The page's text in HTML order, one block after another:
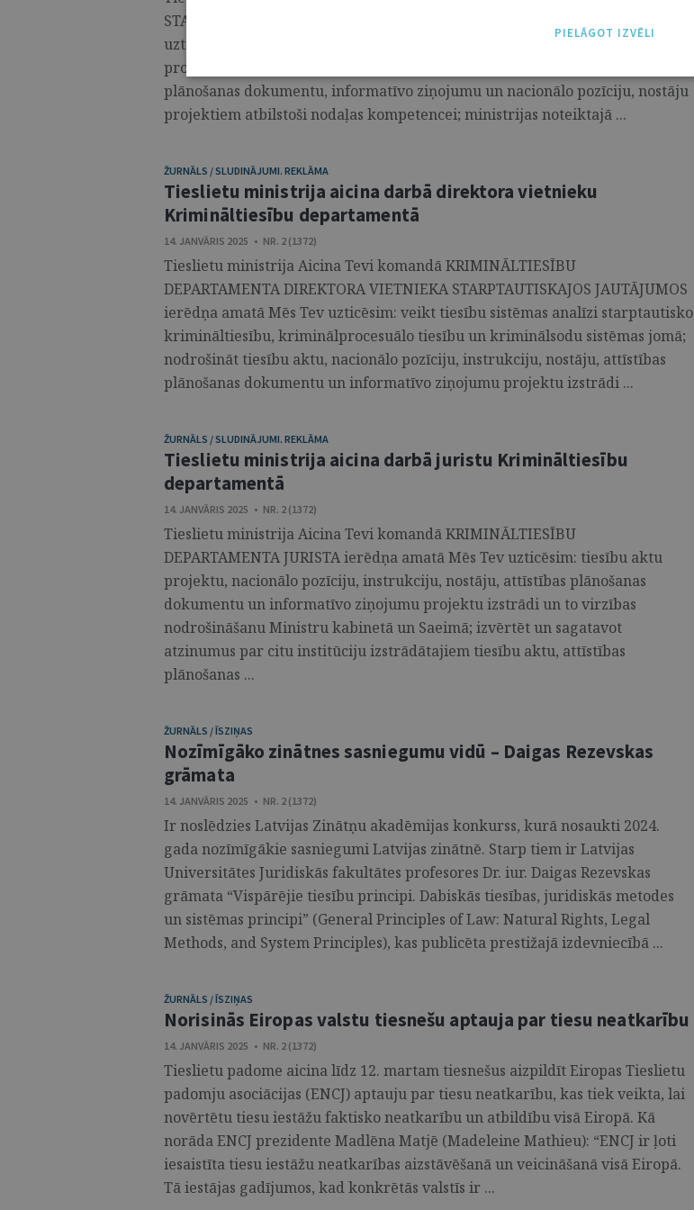
STARPTAUTISKO PUBLISKO TIESĪBU NODAĻAS JURISTA amatā Mēs Tev
uzticēsim: sagatavot juridisku vērtējumu – atzinumu projektus un viedokļu
projektus par citu institūciju izstrādātajiem tiesību aktu, politikas
plānošanas dokumentu, informatīvo ziņojumu un nacionālo pozīciju, nostāju
projektiem atbilstoši nodaļas kompetencei; ministrijas noteiktajā ...
ŽURNĀLS / SLUDINĀJUMI. REKLĀMA
Tieslietu ministrija aicina darbā direktora vietnieku
Krimināltiesību departamentā
14. JANVĀRIS 2025 • NR. 2 (1372)
Tieslietu ministrija Aicina Tevi komandā KRIMINĀLTIESĪBU
DEPARTAMENTA DIREKTORA VIETNIEKA STARPTAUTISKAJOS JAUTĀJUMOS
ierēdņa amatā Mēs Tev uzticēsim: veikt tiesību sistēmas analīzi starptautisko
krimināltiesību, kriminālprocesuālo tiesību un kriminālsodu sistēmas jomā;
nodrošināt tiesību aktu, nacionālo pozīciju, instrukciju, nostāju, attīstības
plānošanas dokumentu un informatīvo ziņojumu projektu izstrādi ...
ŽURNĀLS / SLUDINĀJUMI. REKLĀMA
Tieslietu ministrija aicina darbā juristu Krimināltiesību
departamentā
14. JANVĀRIS 2025 • NR. 2 (1372)
Tieslietu ministrija Aicina Tevi komandā KRIMINĀLTIESĪBU
DEPARTAMENTA JURISTA ierēdņa amatā Mēs Tev uzticēsim: tiesību aktu
projektu, nacionālo pozīciju, instrukciju, nostāju, attīstības plānošanas
dokumentu un informatīvo ziņojumu projektu izstrādi un to virzības
nodrošināšanu Ministru kabinetā un Saeimā; izvērtēt un sagatavot
atzinumus par citu institūciju izstrādātajiem tiesību aktu, attīstības
plānošanas ...
ŽURNĀLS / ĪSZIŅAS
Nozīmīgāko zinātnes sasniegumu vidū – Daigas Rezevskas
grāmata
14. JANVĀRIS 2025 • NR. 2 (1372)
Ir noslēdzies Latvijas Zinātņu akadēmijas konkurss, kurā nosaukti 2024.
gada nozīmīgākie sasniegumi Latvijas zinātnē. Starp tiem ir Latvijas
Universitātes Juridiskās fakultātes profesores Dr. iur. Daigas Rezevskas
grāmata “Vispārējie tiesību principi. Dabiskās tiesības, juridiskās metodes
un sistēmas principi” (General Principles of Law: Natural Rights, Legal
Methods, and System Principles), kas publicēta prestižajā izdevniecībā ...
ŽURNĀLS / ĪSZIŅAS
Norisinās Eiropas valstu tiesnešu aptauja par tiesu neatkarību
14. JANVĀRIS 2025 • NR. 2 (1372)
Tieslietu padome aicina līdz 12. martam tiesnešus aizpildīt Eiropas Tieslietu
padomju asociācijas (ENCJ) aptauju par tiesu neatkarību, kas tiek veikta, lai
novērtētu tiesu iestāžu faktisko neatkarību un atbildību visā Eiropā. Kā
norāda ENCJ prezidente Madlēna Matjē (Madeleine Mathieu): “ENCJ ir ļoti
iesaistīta tiesu iestāžu neatkarības aizstāvēšanā un veicināšanā visā Eiropā.
Tā iestājas gadījumos, kad konkrētās valstīs ir ...
PIELĀGOT IZVĒLI